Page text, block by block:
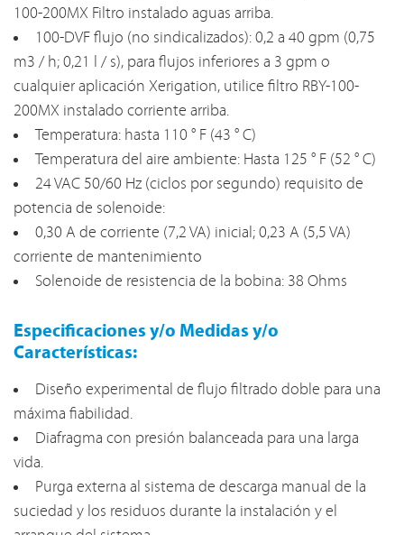
100-200MX Filtro instalado aguas arriba.
100-DVF flujo (no sindicalizados): 0,2 a 40 gpm (0,75
m3 / h; 0,21 l / s), para flujos inferiores a 3 gpm o
cualquier aplicación Xerigation, utilice filtro RBY-100-
200MX instalado corriente arriba.
Temperatura: hasta 110 ° F (43 ° C)
Temperatura del aire ambiente: Hasta 125 ° F (52 ° C)
24 VAC 50/60 Hz (ciclos por segundo) requisito de
potencia de solenoide:
0,30 A de corriente (7,2 VA) inicial; 0,23 A (5,5 VA)
corriente de mantenimiento
Solenoide de resistencia de la bobina: 38 Ohms
Especificaciones y/o Medidas y/o
Características:
Diseño experimental de flujo filtrado doble para una
máxima fiabilidad.
Diafragma con presión balanceada para una larga
vida.
Purga externa al sistema de descarga manual de la
suciedad y los residuos durante la instalación y el